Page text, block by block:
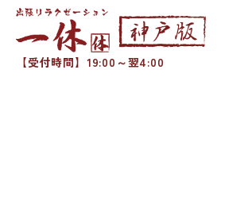
【受付時間】19:00～翌4:00